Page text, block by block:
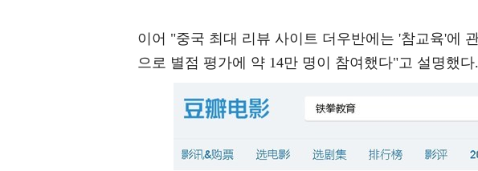
이어 "중국 최대 리뷰 사이트 더우반에는 '참교육'에
으로 별점 평가에 약 14만 명이 참여했다"고 설명했다.